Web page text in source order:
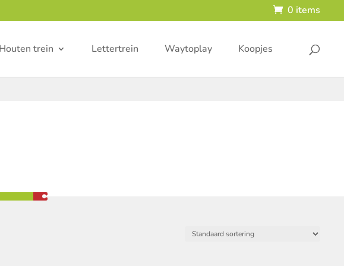
0 items
Houten trein Lettertrein Waytoplay Koopjes